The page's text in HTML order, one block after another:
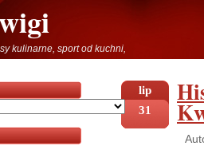
kulinarne, sport od kuchni,
lip
31